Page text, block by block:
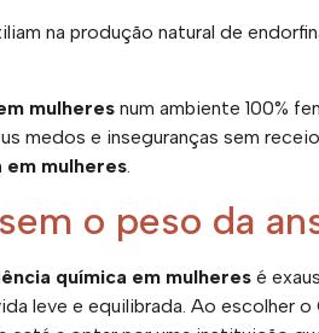
na produção natural de
mulheres num ambiente 100%
medos e inseguranças sem
em mulheres
o peso da
química em mulheres é
leve e equilibrada. Ao escolher o